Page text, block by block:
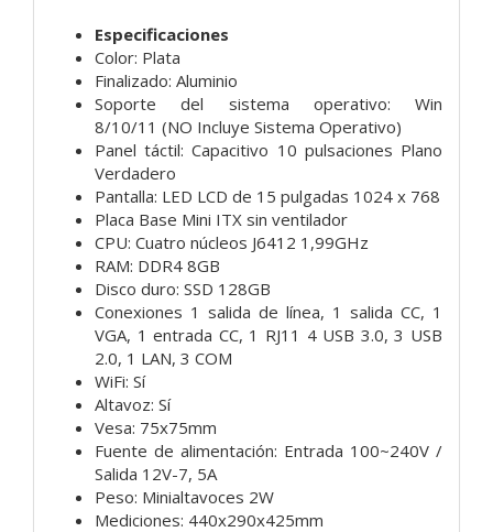
Especificaciones
Color: Plata
Finalizado: Aluminio
Soporte del sistema operativo: Win
8/10/11 (NO Incluye Sistema Operativo)
Panel táctil: Capacitivo 10 pulsaciones Plano
Verdadero
Pantalla: LED LCD de 15 pulgadas 1024 x 768
Placa Base Mini ITX sin ventilador
CPU: Cuatro núcleos J6412 1,99GHz
RAM: DDR4 8GB
Disco duro: SSD 128GB
Conexiones 1 salida de línea, 1 salida CC, 1
VGA, 1 entrada CC, 1 RJ11 4 USB 3.0, 3 USB
2.0, 1 LAN, 3 COM
WiFi: Sí
Altavoz: Sí
Vesa: 75x75mm
Fuente de alimentación: Entrada 100~240V /
Salida 12V-7, 5A
Peso: Minialtavoces 2W
Mediciones: 440x290x425mm